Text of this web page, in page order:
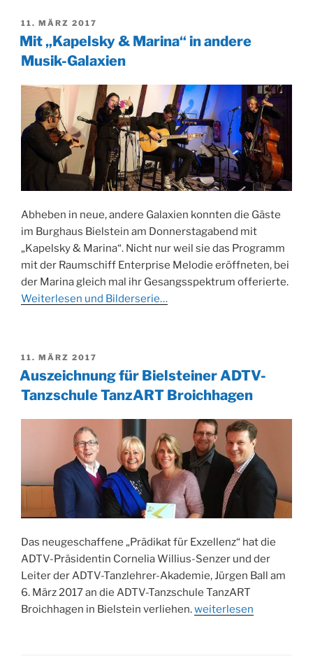
VERÖFFENTLICHT
AM
11. MÄRZ 2017
Mit „Kapelsky & Marina“ in andere
Musik-Galaxien
Abheben in neue, andere Galaxien konnten die Gäste
im Burghaus Bielstein am Donnerstagabend mit
„Kapelsky & Marina“. Nicht nur weil sie das Programm
mit der Raumschiff Enterprise Melodie eröffneten, bei
der Marina gleich mal ihr Gesangsspektrum offerierte.
Weiterlesen und Bilderserie…
VERÖFFENTLICHT
AM
11. MÄRZ 2017
Auszeichnung für Bielsteiner ADTV-
Tanzschule TanzART Broichhagen
Das neugeschaffene „Prädikat für Exzellenz“ hat die
ADTV-Präsidentin Cornelia Willius-Senzer und der
Leiter der ADTV-Tanzlehrer-Akademie, Jürgen Ball am
6. März 2017 an die ADTV-Tanzschule TanzART
Broichhagen in Bielstein verliehen.„Auszeichnung
weiterlesen